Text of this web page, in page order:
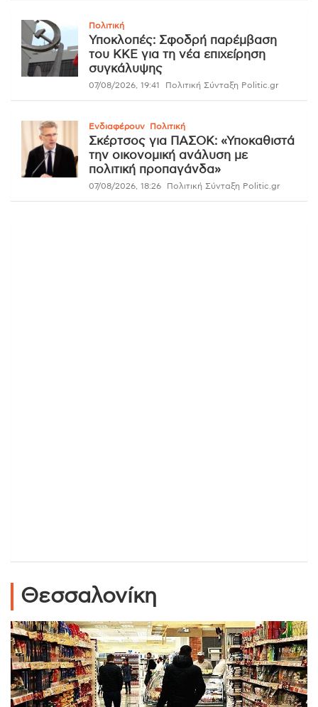
Πολιτική
Υποκλοπές: Σφοδρή παρέμβαση
του ΚΚΕ για τη νέα επιχείρηση
συγκάλυψης
07/08/2026, 19:41 Πολιτική Σύνταξη Politic.gr
Ενδιαφέρουν Πολιτική
Σκέρτσος για ΠΑΣΟΚ: «Υποκαθιστά
την οικονομική ανάλυση με
πολιτική προπαγάνδα»
07/08/2026, 18:26 Πολιτική Σύνταξη Politic.gr
Θεσσαλονίκη